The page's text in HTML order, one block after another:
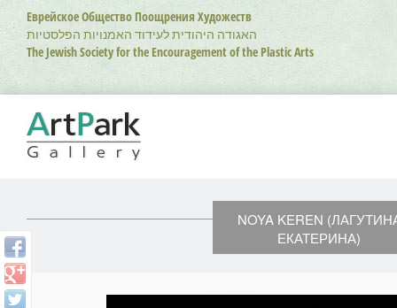
Перейти
основному
содержанию
Еврейское Общество Поощрения Художеств
האגודה היהודית לעידוד האמנויות הפלסטיות
The Jewish Society for the Encouragement of the Plastic Arts
NOYA KEREN
ЕКАТЕРИНА)